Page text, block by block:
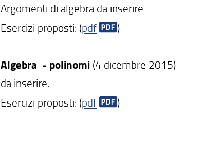
Argomenti di algebra da inserire
Esercizi proposti: (pdf )
Algebra - polinomi (4 dicembre 2015)
da inserire.
Esercizi proposti: (pdf )